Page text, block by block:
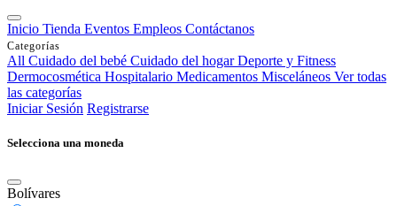
Inicio Tienda Eventos Empleos Contáctanos
Categorías
All Cuidado del bebé Cuidado del hogar Deporte y Fitness
Dermocosmética Hospitalario Medicamentos Misceláneos Ver todas
las categorías
Iniciar Sesión Registrarse
Selecciona una moneda
Bolívares